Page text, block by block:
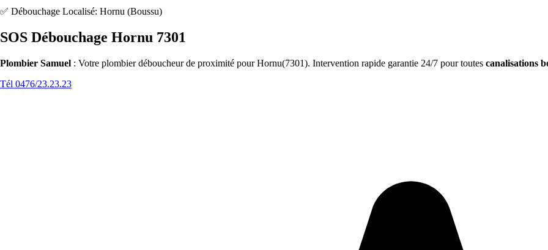
✅ Débouchage Localisé: Hornu (Boussu)
SOS Débouchage Hornu 7301
Plombier Samuel : Votre plombier déboucheur de proximité pour Hornu(7301). Intervention rapide garantie 24/7 pour toutes canalisations
Tél 0476/23.23.23